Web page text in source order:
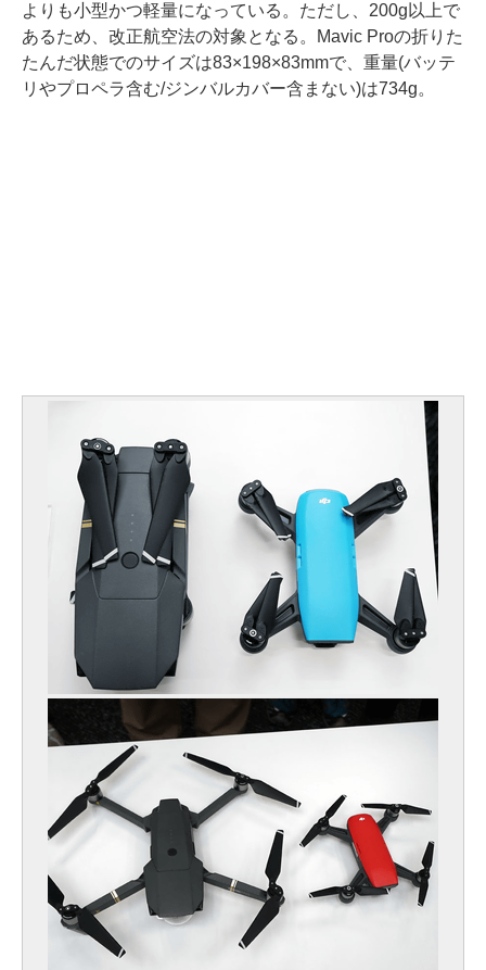
よりも小型かつ軽量になっている。ただし、200g以上で
あるため、改正航空法の対象となる。Mavic Proの折りた
たんだ状態でのサイズは83×198×83mmで、重量(バッテ
リやプロペラ含む/ジンバルカバー含まない)は734g。